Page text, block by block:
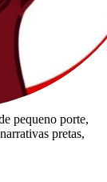
pequeno porte,
pretas,